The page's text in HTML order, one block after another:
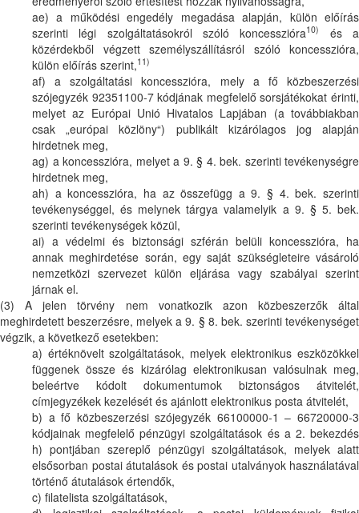
ae) a működési engedély megadása alapján, külön előírás
szerinti légi szolgáltatásokról szóló koncesszióra10)
és a
közérdekből végzett személyszállításról szóló koncesszióra,
külön előírás szerint,11)
af) a szolgáltatási koncesszióra, mely a fő közbeszerzési
szójegyzék 92351100-7 kódjának megfelelő sorsjátékokat érinti,
melyet az Európai Unió Hivatalos Lapjában (a továbbiakban
csak „európai közlöny“) publikált kizárólagos jog alapján
hirdetnek meg,
ag) a koncesszióra, melyet a 9. § 4. bek. szerinti tevékenységre
hirdetnek meg,
ah) a koncesszióra, ha az összefügg a 9. § 4. bek. szerinti
tevékenységgel, és melynek tárgya valamelyik a 9. § 5. bek.
szerinti tevékenységek közül,
ai) a védelmi és biztonsági szférán belüli koncesszióra, ha
annak meghirdetése során, egy saját szükségleteire vásároló
nemzetközi szervezet külön eljárása vagy szabályai szerint
járnak el.
(3) A jelen törvény nem vonatkozik azon közbeszerzők által
meghirdetett beszerzésre, melyek a 9. § 8. bek. szerinti tevékenységet
végzik, a következő esetekben:
a) értéknövelt szolgáltatások, melyek elektronikus eszközökkel
függenek össze és kizárólag elektronikusan valósulnak meg,
beleértve kódolt dokumentumok biztonságos átvitelét,
címjegyzékek kezelését és ajánlott elektronikus posta átvitelét,
b) a fő közbeszerzési szójegyzék 66100000-1 – 66720000-3
kódjainak megfelelő pénzügyi szolgáltatások és a 2. bekezdés
h) pontjában szereplő pénzügyi szolgáltatások, melyek alatt
elsősorban postai átutalások és postai utalványok használatával
történő átutalások értendők,
c) filatelista szolgáltatások,